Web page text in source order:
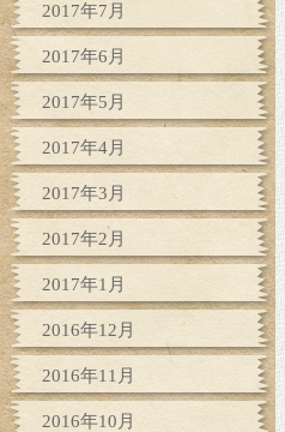
2017年7月
2017年6月
2017年5月
2017年4月
2017年3月
2017年2月
2017年1月
2016年12月
2016年11月
2016年10月